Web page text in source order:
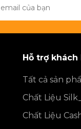
Hỗ trợ khách
Tất cả sản
Chất Liệu
Chất Liệu